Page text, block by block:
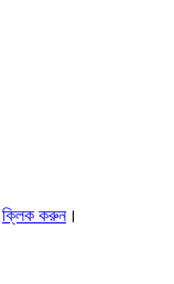
ক্লিক করুন।